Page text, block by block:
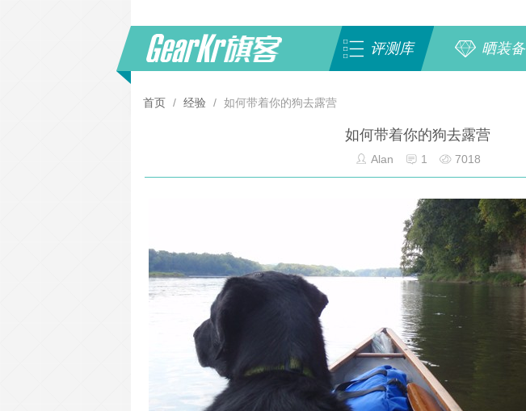
评测库 晒装备
首页 / 经验 / 如何带着你的狗去露营
如何带着你的狗去露营
Alan 1 7018